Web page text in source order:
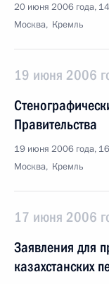
20 июня 2006 года,
Москва, Кремль
19 июня 2006
Правительства
19 июня 2006 года,
Москва, Кремль
17 июня 2006
Заявления для
казахстанских